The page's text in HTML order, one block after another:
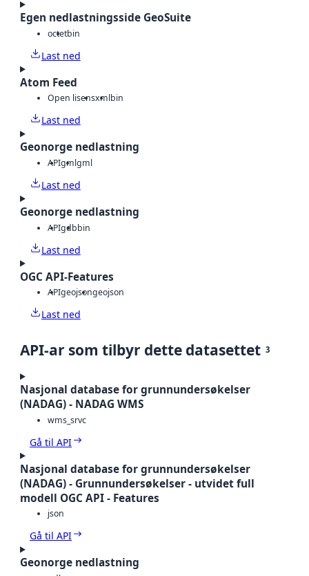
Egen nedlastningsside GeoSuite
octetbin
Last ned
Atom Feed
Open lisensxmlbin
Last ned
Geonorge nedlastning
APIgmlgml
Last ned
Geonorge nedlastning
APIgdbbin
Last ned
OGC API-Features
APIgeojsongeojson
Last ned
API-ar som tilbyr dette datasettet 3
Nasjonal database for grunnundersøkelser
(NADAG) - NADAG WMS
wms_srvc
Gå til API
Nasjonal database for grunnundersøkelser
(NADAG) - Grunnundersøkelser - utvidet full
modell OGC API - Features
json
Gå til API
Geonorge nedlastning